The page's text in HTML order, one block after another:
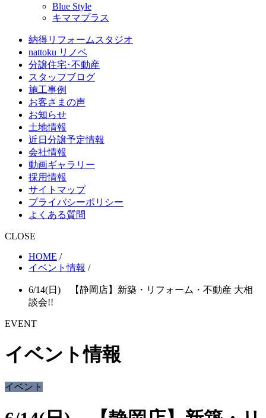
Blue Style
キママプラス
納得リフォームスタジオ
nattoku リノベ
分譲住宅･不動産
スタッフブログ
施工事例
お客さまの声
お知らせ
土地情報
近日分譲予定情報
会社情報
動画ギャラリー
採用情報
サイトマップ
プライバシーポリシー
よくある質問
CLOSE
HOME /
イベント情報 /
6/14(日) 【静岡店】新築・リフォーム・不動産 大相
談会!!
EVENT
イベント情報
イベント